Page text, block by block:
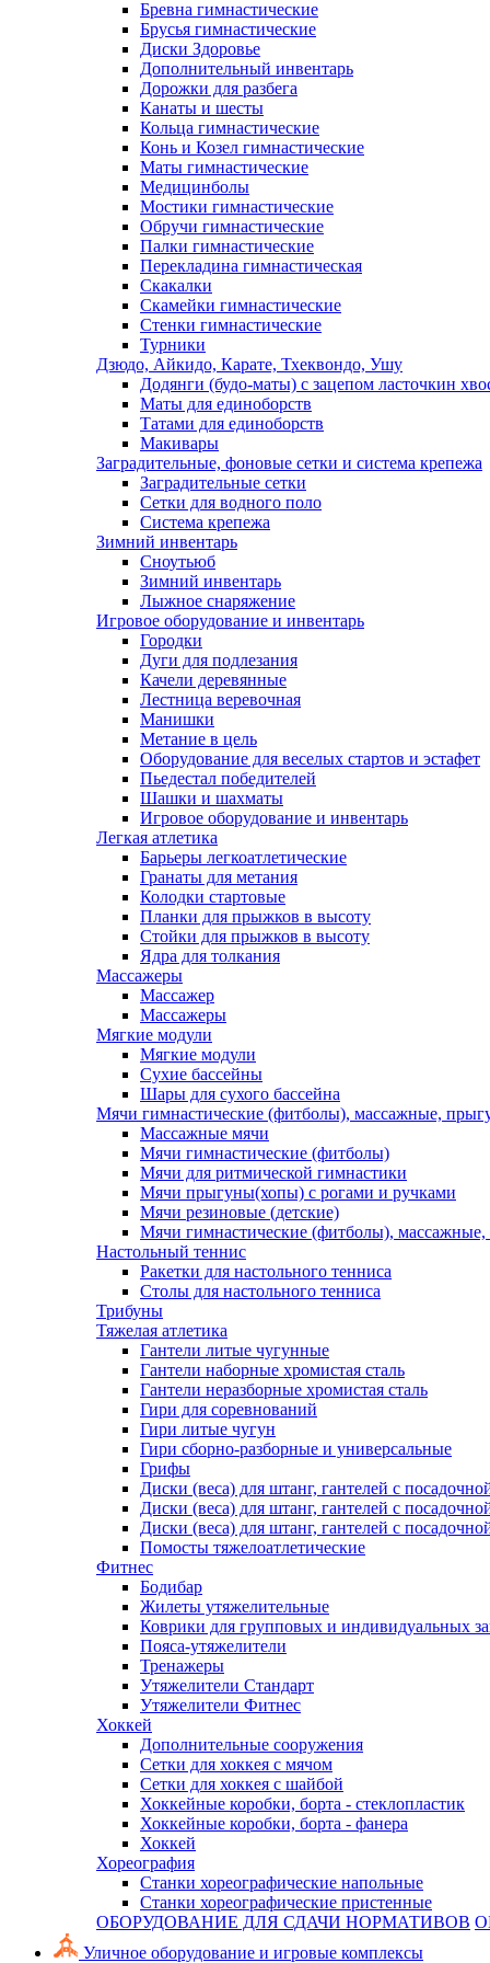
Бревна гимнастические
Брусья гимнастические
Диски Здоровье
Дополнительный инвентарь
Дорожки для разбега
Канаты и шесты
Кольца гимнастические
Конь и Козел гимнастические
Маты гимнастические
Медицинболы
Мостики гимнастические
Обручи гимнастические
Палки гимнастические
Перекладина гимнастическая
Скакалки
Скамейки гимнастические
Стенки гимнастические
Турники
Дзюдо, Айкидо, Карате, Тхеквондо, Ушу
Додянги (будо-маты) с зацепом ласточкин
Маты для единоборств
Татами для единоборств
Макивары
Заградительные, фоновые сетки и система крепежа
Заградительные сетки
Сетки для водного поло
Система крепежа
Зимний инвентарь
Сноутьюб
Зимний инвентарь
Лыжное снаряжение
Игровое оборудование и инвентарь
Городки
Дуги для подлезания
Качели деревянные
Лестница веревочная
Манишки
Метание в цель
Оборудование для веселых стартов и эстафет
Пьедестал победителей
Шашки и шахматы
Игровое оборудование и инвентарь
Легкая атлетика
Барьеры легкоатлетические
Гранаты для метания
Колодки стартовые
Планки для прыжков в высоту
Стойки для прыжков в высоту
Ядра для толкания
Массажеры
Массажер
Массажеры
Мягкие модули
Мягкие модули
Сухие бассейны
Шары для сухого бассейна
Мячи гимнастические (фитболы), массажные,
Массажные мячи
Мячи гимнастические (фитболы)
Мячи для ритмической гимнастики
Мячи прыгуны(хопы) с рогами и ручками
Мячи резиновые (детские)
Мячи гимнастические (фитболы),
Настольный теннис
Ракетки для настольного тенниса
Столы для настольного тенниса
Трибуны
Тяжелая атлетика
Гантели литые чугунные
Гантели наборные хромистая сталь
Гантели неразборные хромистая сталь
Гири для соревнований
Гири литые чугун
Гири сборно-разборные и универсальные
Грифы
Диски (веса) для штанг, гантелей с
Диски (веса) для штанг, гантелей с
Диски (веса) для штанг, гантелей с
Помосты тяжелоатлетические
Фитнес
Бодибар
Жилеты утяжелительные
Коврики для групповых и индивидуальных
Пояса-утяжелители
Тренажеры
Утяжелители Стандарт
Утяжелители Фитнес
Хоккей
Дополнительные сооружения
Сетки для хоккея с мячом
Сетки для хоккея с шайбой
Хоккейные коробки, борта - стеклопластик
Хоккейные коробки, борта - фанера
Хоккей
Хореография
Станки хореографические напольные
Станки хореографические пристенные
ОБОРУДОВАНИЕ ДЛЯ СДАЧИ НОРМАТИВОВ
Уличное оборудование и игровые комплексы